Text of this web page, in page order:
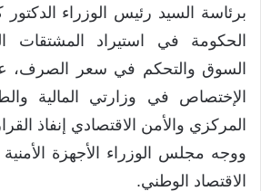
برئاسة السيد رئيس الوزراء
الحكومة في استيراد المشتقات
السوق والتحكم في سعر الصرف،
الإختصاص في وزارتي المالية
المركزي والأمن الاقتصادي إنفاذ
ووجه مجلس الوزراء الأجهزة الأمنية
الاقتصاد الوطني.